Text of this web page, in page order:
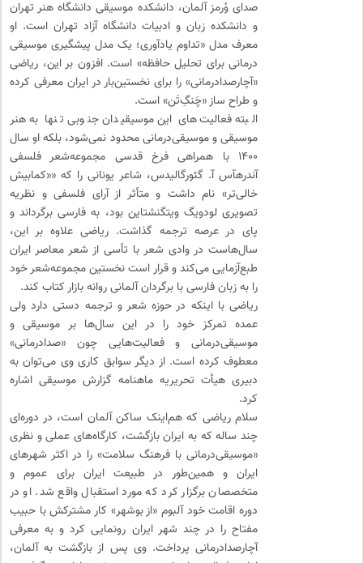
صدای وُرمز آلمان، دانشکده موسیقی دانشگاه هنر تهران
و دانشکده زبان و ادبیات دانشگاه آزاد تهران است. او
معرف مدل «تداوم یادآوری؛ یک مدل پیشگیری موسیقی
درمانی برای تحلیل حافظه» است. افزون بر این، ریاضی
«آچارصدادرمانی» را برای نخستین‌بار در ایران معرفی کرده
و طراح ساز «چَنگِ‌تَن» است.
البته فعالیت‌های این موسیقیدان جنوبی تنها به هنر
موسیقی و موسیقی‌درمانی محدود نمی‌شود، بلکه او سال
۱۴۰۰ با همراهی فرخ قدسی مجموعه‌شعر فلسفی
آندره‎آس آ. گئورگالیدس، شاعر یونانی را که ««کمابیش
خالی‌تر» نام داشت و متأثر از آرای فلسفی و نظریه
تصویری لودویگ ویتگنشتاین بود، به فارسی برگرداند و
پای در عرصه ترجمه گذاشت. ریاضی علاوه بر این،
سال‌هاست در وادی شعر با تأسی از شعر معاصر ایران
طبع‌آزمایی می‌کند و قرار است نخستین مجموعه‌شعر خود
را به زبان فارسی با برگردان آلمانی روانه بازار کتاب کند.
ریاضی با اینکه در حوزه شعر و ترجمه دستی دارد ولی
عمده تمرکز خود را در این سال‌ها بر موسیقی و
موسیقی‌درمانی و فعالیت‌هایی چون «صدادرمانی»
معطوف کرده است. از دیگر سوابق کاری وی می‌توان به
دبیری هیأت تحریریه ماهنامه گزارش موسیقی اشاره
کرد.
سلام ریاضی که هم‌اینک ساکن آلمان است، در دوره‌ای
چند ساله که به ایران بازگشت، کارگاه‌های عملی و نظری
«موسیقی‌درمانی با فرهنگ سلامت» را در اکثر شهرهای
ایران و همین‌طور در طبیعت ایران برای عموم و
متخصصان برگزار کرد که مورد استقبال واقع شد. او در
دوره اقامت خود آلبوم «از بوشهر» کار مشترکش با حبیب
مفتاح را در چند شهر ایران رونمایی کرد و به معرفی
آچارصدادرمانی پرداخت. وی پس از بازگشت به آلمان،